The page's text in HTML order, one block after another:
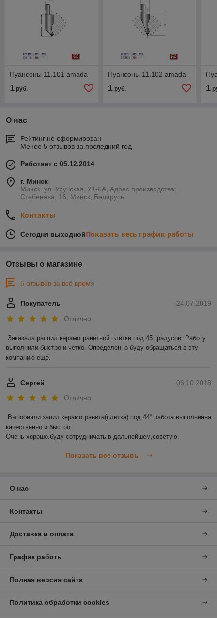
Пуансоны 11.101 amada
1 руб.
Пуансоны 11.102 amada
1руб. 1
О нас
Рейтинг не сформирован
Менее 5 отзывов за последний год
Работает с 05.12.2014
г. Минск
Минск. ул. Уручская, 21-6А, Адрес производства:
Стебенева, 16, Минск, Беларусь
Контакты
Сегодня выходнойПоказать весь график работы
Отзывы о магазине
6 отзывов за всё время
24.07.2019
Покупатель
Отлично
Заказала распил керамогранитной плитки под 45 градусов. Работу
выполнили быстро и четко. Определенно буду обращаться в эту
компанию еще.
06.10.2018
Сергей
Отлично
Выпооняли запил керамогранита(плитка) под 44°.работа выполненна
качественно и быстро.
Очень хорошо.буду сотрудничать в дальнейшем,советую.
Показать все отзывы
О нас
Контакты
Доставка и оплата
График работы
Полная версия сайта
Политика обработки cookies